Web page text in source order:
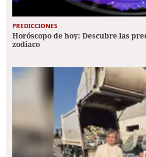
PREDICCIONES
Horóscopo de hoy: Descubre las
zodiaco